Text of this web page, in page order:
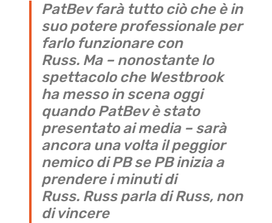
PatBev farà tutto ciò che è in
suo potere professionale per
farlo funzionare con
Russ. Ma – nonostante lo
spettacolo che Westbrook
ha messo in scena oggi
quando PatBev è stato
presentato ai media – sarà
ancora una volta il peggior
nemico di PB se PB inizia a
prendere i minuti di
Russ. Russ parla di Russ, non
di vincere